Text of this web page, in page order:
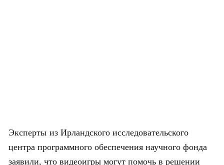
Эксперты из Ирландского исследовательского
центра программного обеспечения научного фонда
заявили, что видеоигры могут помочь в решении